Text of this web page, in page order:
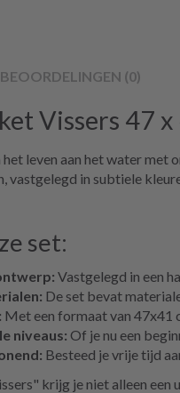
BEOORDELINGEN (0)
Vissers 47 x
het leven aan het water
vastgelegd in subtiele
set:
Vastgelegd in een
De set bevat
Met een formaat van 47x41
niveaus: Of je nu een
Besteed je vrije tijd
krijg je niet alleen een